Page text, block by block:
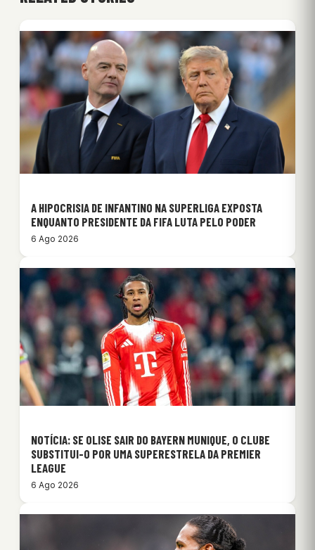
A HIPOCRISIA DE INFANTINO NA SUPERLIGA EXPOSTA
ENQUANTO PRESIDENTE DA FIFA LUTA PELO PODER
6 Ago 2026
NOTÍCIA: SE OLISE SAIR DO BAYERN MUNIQUE, O CLUBE
SUBSTITUI-O POR UMA SUPERESTRELA DA PREMIER
LEAGUE
6 Ago 2026